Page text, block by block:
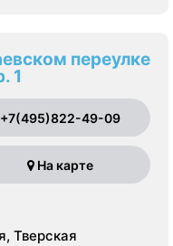
переулке
1
+7(495)822-49-09
На карте
Тверская